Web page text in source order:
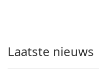
Laatste nieuws